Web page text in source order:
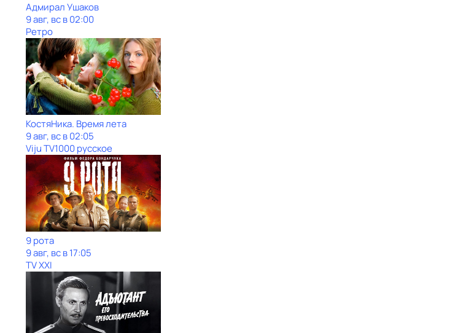
Адмирал Ушаков
9 авг, вс в 02:00
Ретро
КостяНика. Время лета
9 авг, вс в 02:05
Viju TV1000 русское
9 рота
9 авг, вс в 17:05
TV XXI